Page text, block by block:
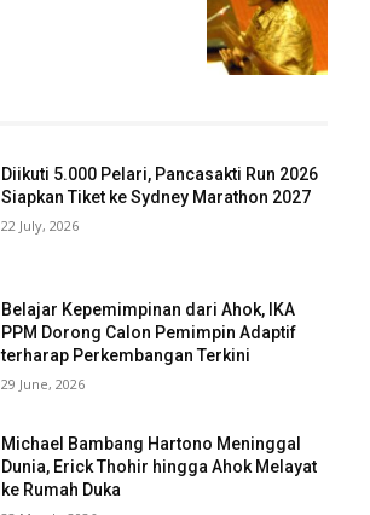
Diikuti 5.000 Pelari, Pancasakti Run 2026
Siapkan Tiket ke Sydney Marathon 2027
22 July, 2026
Belajar Kepemimpinan dari Ahok, IKA
PPM Dorong Calon Pemimpin Adaptif
terharap Perkembangan Terkini
29 June, 2026
Michael Bambang Hartono Meninggal
Dunia, Erick Thohir hingga Ahok Melayat
ke Rumah Duka